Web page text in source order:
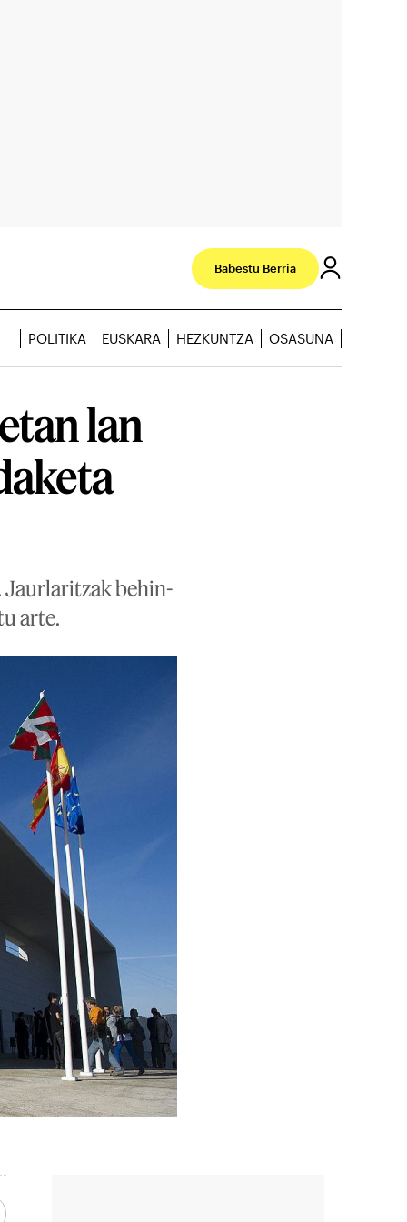
Babestu Berria
POLITIKA EUSKARA HEZKUNTZA OSASUNA
lan
Jaurlaritzak behin-
arte.